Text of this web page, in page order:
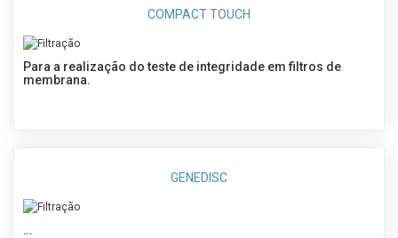
COMPACT TOUCH
Para a realização do teste de integridade em filtros de
membrana.
GENEDISC
…